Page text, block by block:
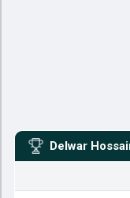
Delwar